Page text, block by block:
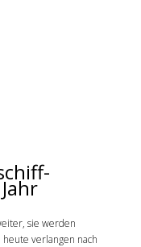
sie werden
verlangen nach